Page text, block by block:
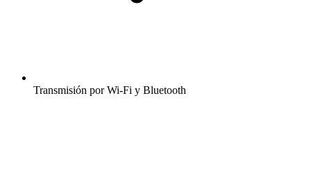
Transmisión por Wi-Fi y Bluetooth